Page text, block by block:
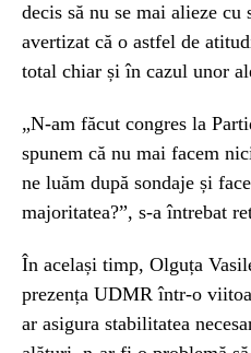
decis să nu se mai alieze
avertizat că o astfel de
total chiar și în cazul unor
„N-am făcut congres la
spunem că nu mai facem
ne luăm după sondaje și
majoritatea?”, s-a întrebat
În același timp, Olguța
prezența UDMR într-o
ar asigura stabilitatea